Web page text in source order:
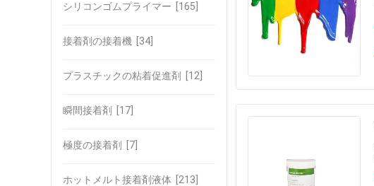
シリコンゴムプライマー [165]
接着剤の接着機 [34]
プラスチックの粘着促進剤 [12]
瞬間接着剤 [17]
極度の接着剤 [7]
ホットメルト接着剤液体 [213]